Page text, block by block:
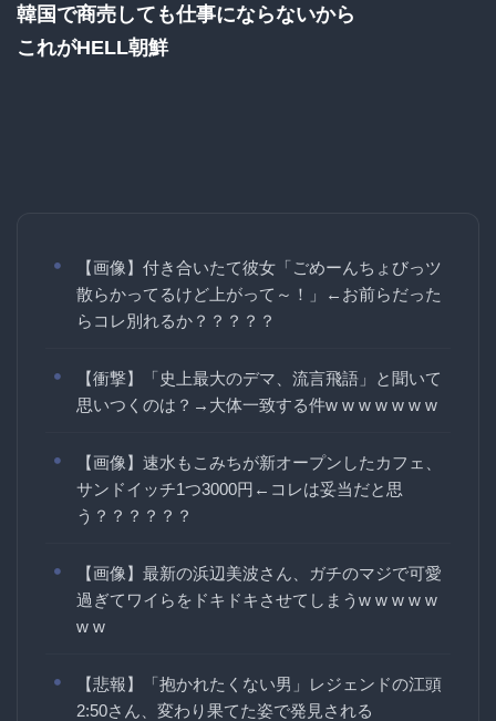
韓国で商売しても仕事にならないから
これがHELL朝鮮
【画像】付き合いたて彼女「ごめーんちょびっツ
散らかってるけど上がって～！」←お前らだった
らコレ別れるか？？？？？
【衝撃】「史上最大のデマ、流言飛語」と聞いて
思いつくのは？→大体一致する件w w w w w w w
【画像】速水もこみちが新オープンしたカフェ、
サンドイッチ1つ3000円←コレは妥当だと思
う？？？？？？
【画像】最新の浜辺美波さん、ガチのマジで可愛
過ぎてワイらをドキドキさせてしまうw w w w w
w w
【悲報】「抱かれたくない男」レジェンドの江頭
2:50さん、変わり果てた姿で発見される